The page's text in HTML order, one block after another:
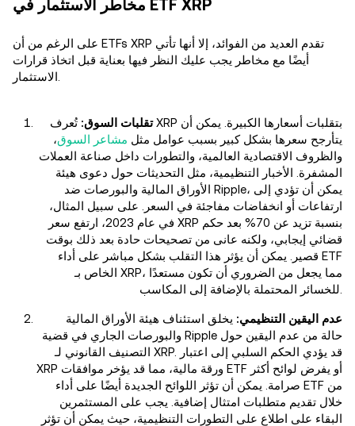
مخاطر الاستثمار في ETF XRP
على الرغم من أن ETFs XRP تقدم العديد من الفوائد، إلا أنها تأتي
أيضًا مع مخاطر يجب عليك النظر فيها بعناية قبل اتخاذ قرارات
تقلبات السوق: تُعرف XRP بتقلبات أسعارها الكبيرة. يمكن أن
يتأرجح سعرها بشكل كبير بسبب عوامل مثل مشاعر السوق،
والظروف الاقتصادية العالمية، والتطورات داخل صناعة العملات
المشفرة. الأخبار التنظيمية، مثل التحديثات حول دعوى هيئة
الأوراق المالية والبورصات ضد Ripple، يمكن أن تؤدي إلى
ارتفاعات أو انخفاضات مفاجئة في السعر. على سبيل المثال،
في عام 2023، ارتفع سعر XRP بنسبة تزيد عن 70% بعد حكم
قضائي إيجابي، ولكنه عانى من تصحيحات حادة بعد ذلك بوقت
قصير. يمكن أن يؤثر هذا التقلب بشكل مباشر على أداء ETF
الخاص بـ XRP، مما يجعل من الضروري أن تكون مستعدًا
عدم اليقين التنظيمي: يخلق استئناف هيئة الأوراق المالية
والبورصات الجاري في قضية Ripple حالة من عدم اليقين حول
التصنيف القانوني لـ XRP. قد يؤدي الحكم السلبي إلى اعتبار
XRP ورقة مالية، مما قد يؤخر موافقات ETF أو يفرض لوائح أكثر
صرامة. يمكن أن تؤثر اللوائح الجديدة أيضًا على أداء ETF من
خلال تقديم متطلبات امتثال إضافية. يجب على المستثمرين
البقاء على اطلاع على التطورات التنظيمية، حيث يمكن أن تؤثر